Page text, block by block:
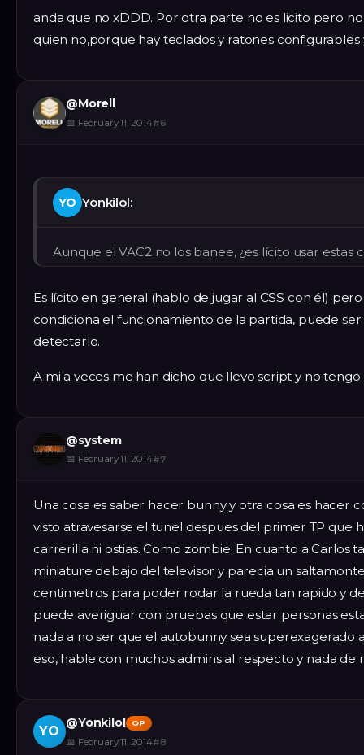
anda que no xDDD. Por otra parte no es licito pero
quien no,porque hay teclados y ratones
@Morell
📅 February 11, 2014#6
YO Yonkilol:
Aunque el VAC2 no los banee, ¿es lícito usar estas
Es lícito en general (hablo de jugar al CSS con él)
condiciona el funcionamiento de la partida, puede
detectarlo.
A mi a veces me han dicho que llevo script y no tengo
@system
📅 February 11, 2014#7
Una cosa es saber hacer bunny y otra cosa es hacer
visto atravesarse el tunel despues del primer TP que
carrerilla ni ostias. Como zombie. En cuanto a Carlos
miniature debajo del televisor y parecia un
centimetros para poder rodar la rueda tan rapido y
puede averiguar con pruebas que estar personas
nada a no ser que el autobunny sea
eso, hable con muchos admins al respecto y nada de
YO
@Yonkilol OP
📅 February 11, 2014#8